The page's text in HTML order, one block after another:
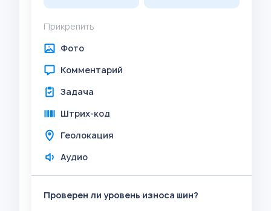
Прикрепить
Фото
Комментарий
Задача
Штрих-код
Геолокация
Аудио
Проверен ли уровень износа шин?